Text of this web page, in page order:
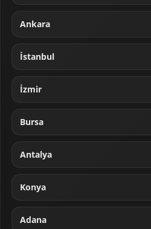
Ankara
İstanbul
İzmir
Bursa
Antalya
Konya
Adana